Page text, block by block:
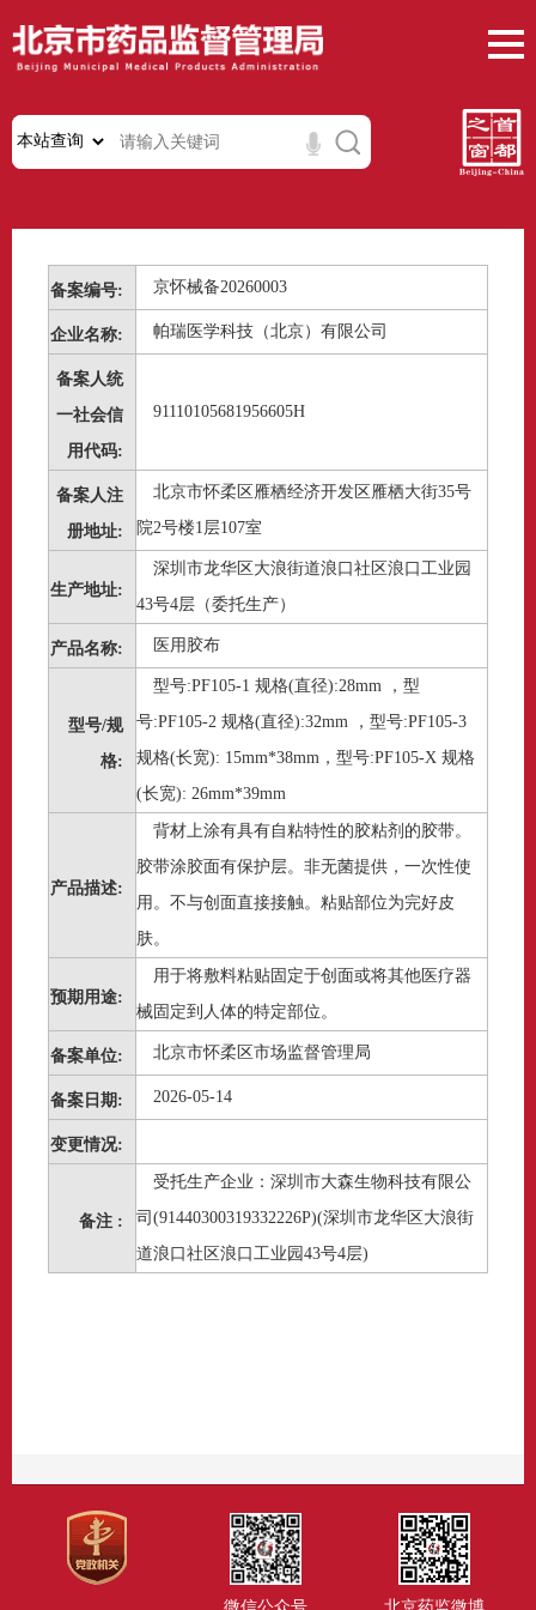
备案编号: 京怀械备20260003
企业名称: 帕瑞医学科技（北京）有限公司
备案人统
一社会信
用代码:
91110105681956605H
备案人注
册地址:
北京市怀柔区雁栖经济开发区雁栖大街35号
院2号楼1层107室
生产地址:
深圳市龙华区大浪街道浪口社区浪口工业园
43号4层（委托生产）
产品名称: 医用胶布
型号/规
格:
型号:PF105-1 规格(直径):28mm ，型
号:PF105-2 规格(直径):32mm ，型号:PF105-3
规格(长宽): 15mm*38mm，型号:PF105-X 规格
(长宽): 26mm*39mm
产品描述:
背材上涂有具有自粘特性的胶粘剂的胶带。
胶带涂胶面有保护层。非无菌提供，一次性使
用。不与创面直接接触。粘贴部位为完好皮
肤。
预期用途:
用于将敷料粘贴固定于创面或将其他医疗器
械固定到人体的特定部位。
备案单位: 北京市怀柔区市场监督管理局
备案日期: 2026-05-14
变更情况:
备注 :
受托生产企业：深圳市大森生物科技有限公
司(91440300319332226P)(深圳市龙华区大浪街
道浪口社区浪口工业园43号4层)
微信公众号 北京药监微博